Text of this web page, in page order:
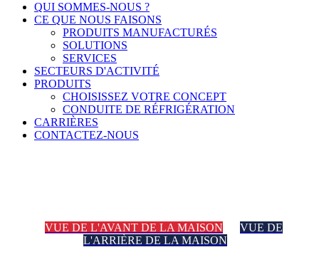
recherche
Menu
QUI SOMMES-NOUS ?
CE QUE NOUS FAISONS
PRODUITS MANUFACTURÉS
SOLUTIONS
SERVICES
SECTEURS D'ACTIVITÉ
PRODUITS
CHOISISSEZ VOTRE CONCEPT
CONDUITE DE RÉFRIGÉRATION
CARRIÈRES
CONTACTEZ-NOUS
VUE DE L'AVANT DE LA MAISON
VUE DE
L'ARRIÈRE DE LA MAISON